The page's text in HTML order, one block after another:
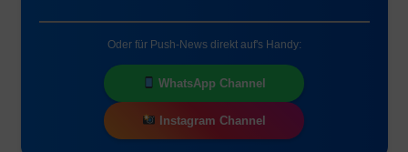
Oder für Push-News direkt auf's Handy:
WhatsApp Channel
Instagram Channel